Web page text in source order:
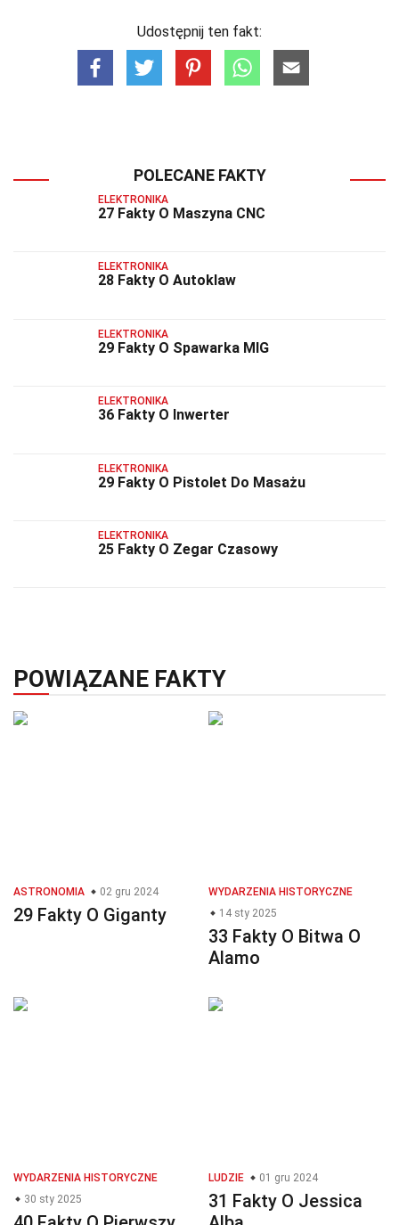
Udostępnij ten fakt:
POLECANE FAKTY
ELEKTRONIKA
27 Fakty O Maszyna CNC
ELEKTRONIKA
28 Fakty O Autoklaw
ELEKTRONIKA
29 Fakty O Spawarka MIG
ELEKTRONIKA
36 Fakty O Inwerter
ELEKTRONIKA
29 Fakty O Pistolet Do Masażu
ELEKTRONIKA
25 Fakty O Zegar Czasowy
POWIĄZANE FAKTY
ASTRONOMIA 02 gru 2024
29 Fakty O Giganty
WYDARZENIA HISTORYCZNE
14 sty 2025
33 Fakty O Bitwa O
Alamo
WYDARZENIA HISTORYCZNE
30 sty 2025
LUDZIE 01 gru 2024
31 Fakty O Jessica